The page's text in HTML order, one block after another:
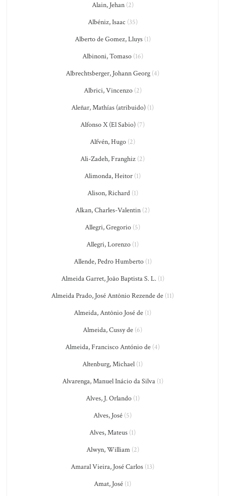
Alain, Jehan(2)
Albéniz, Isaac (35)
Alberto de Gomez, Lluys(1)
Albinoni, Tomaso(16)
Albrechtsberger, Johann Georg (4)
Albrici, Vincenzo(2)
Aleñar, Mathías (atribuido) (1)
Alfonso X (El Sabio) (7)
Alfvén, Hugo (2)
Ali-Zadeh, Franghiz (2)
Alimonda, Heitor (1)
Alison, Richard(1)
Alkan, Charles-Valentin (2)
Allegri, Gregorio (5)
Allegri, Lorenzo (1)
Allende, Pedro Humberto(1)
Almeida Garret, João Baptista S. L.(1)
Almeida Prado, José Antônio Rezende de (11)
Almeida, Antônio José de (1)
Almeida, Cussy de (6)
Almeida, Francisco António de (4)
Altenburg, Michael (1)
Alvarenga, Manuel Inácio da Silva(1)
Alves, J. Orlando(1)
Alves, José (5)
Alves, Mateus (1)
Alwyn, William(2)
Amaral Vieira, José Carlos (13)
Amat, José (1)